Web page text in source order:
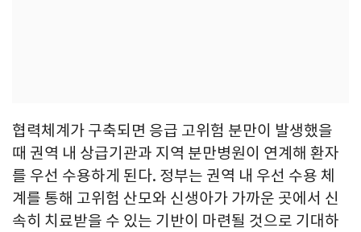
협력체계가 구축되면 응급 고위험 분만이 발생했을
때 권역 내 상급기관과 지역 분만병원이 연계해 환자
를 우선 수용하게 된다. 정부는 권역 내 우선 수용 체
계를 통해 고위험 산모와 신생아가 가까운 곳에서 신
속히 치료받을 수 있는 기반이 마련될 것으로 기대하